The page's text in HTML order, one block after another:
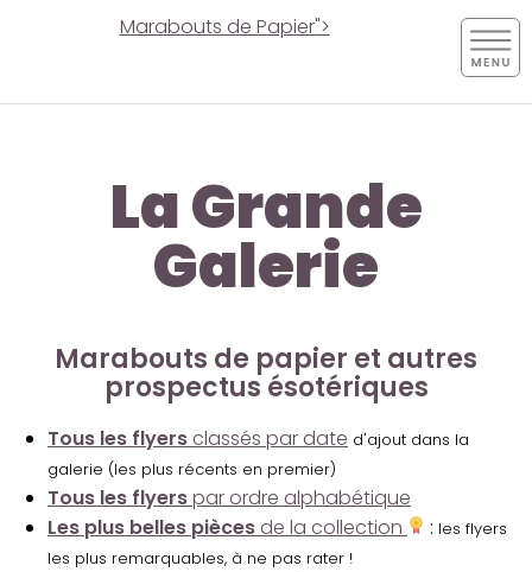
Marabouts de Papier">
La Grande
Galerie
Marabouts de papier et autres
prospectus ésotériques
Tous les flyers classés par date d'ajout dans la
galerie (les plus récents en premier)
Tous les flyerspar ordre alphabétique
Les plus belles pièces de la collection : les flyers
les plus remarquables, à ne pas rater !